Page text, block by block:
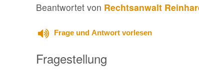
Beantwortet von Rechtsanwalt
Frage und Antwort vorlesen
Fragestellung